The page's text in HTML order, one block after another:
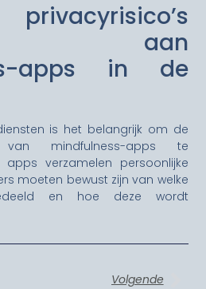
aan
apps in de
is het belangrijk om de
van mindfulness-apps te
apps verzamelen persoonlijke
moeten bewust zijn van welke
en hoe deze wordt
Volgende